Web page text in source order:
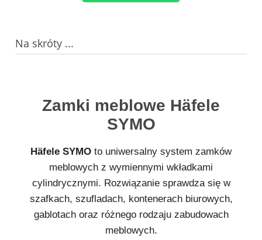
Na skróty ...
Zamki meblowe Häfele
SYMO
Häfele SYMO to uniwersalny system zamków
meblowych z wymiennymi wkładkami
cylindrycznymi. Rozwiązanie sprawdza się w
szafkach, szufladach, kontenerach biurowych,
gablotach oraz różnego rodzaju zabudowach
meblowych.